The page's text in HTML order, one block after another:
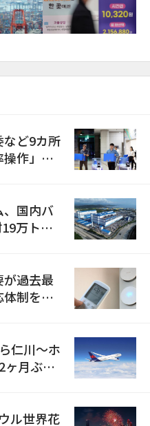
ど9カ所
作」の
、国内バ
万トン
過去最
制を点
仁川〜ホ
月ぶり
ル世界花